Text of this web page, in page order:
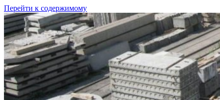
Перейти к содержимому